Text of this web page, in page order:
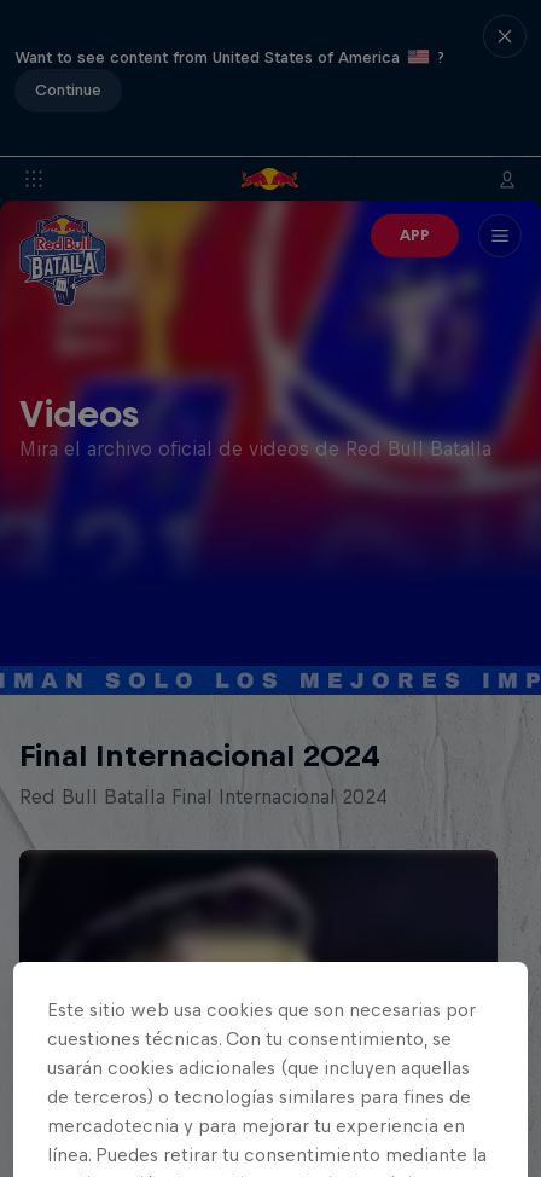
Want to see content from United States of America
?
Continue
APP
Videos
Mira el archivo oficial de videos de Red Bull Batalla
Final Internacional 2024
Red Bull Batalla Final Internacional 2024
Este sitio web usa cookies que son necesarias por
cuestiones técnicas. Con tu consentimiento, se
usarán cookies adicionales (que incluyen aquellas
de terceros) o tecnologías similares para fines de
mercadotecnia y para mejorar tu experiencia en
línea. Puedes retirar tu consentimiento mediante la